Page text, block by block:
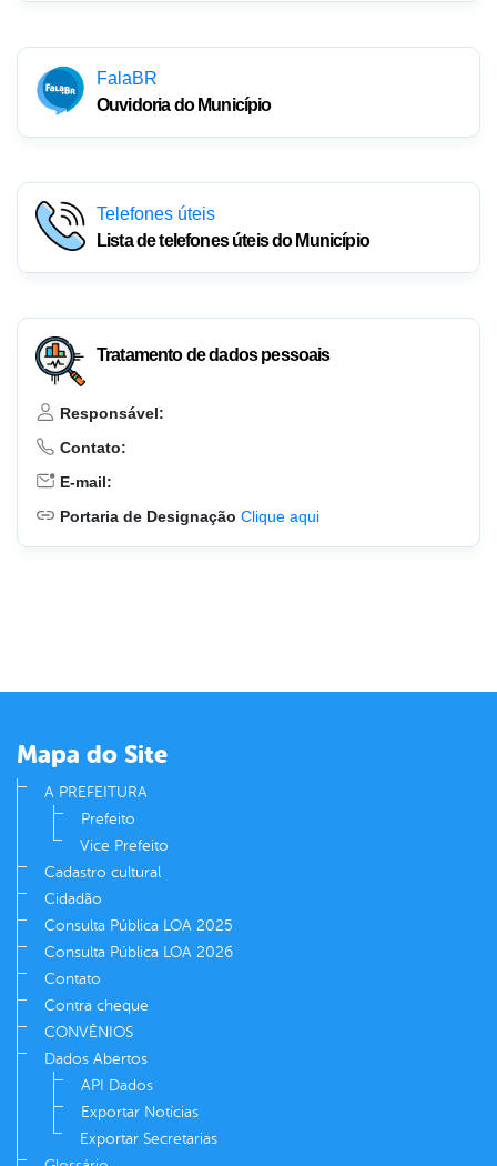
FalaBR
Ouvidoria do Município
Telefones úteis
Lista de telefones úteis do Município
Tratamento de dados pessoais
Responsável:
Contato:
E-mail:
Portaria de Designação Clique aqui
Mapa do Site
A PREFEITURA
Prefeito
Vice Prefeito
Cadastro cultural
Cidadão
Consulta Pública LOA 2025
Consulta Pública LOA 2026
Contato
Contra cheque
CONVÊNIOS
Dados Abertos
API Dados
Exportar Notícias
Exportar Secretarias